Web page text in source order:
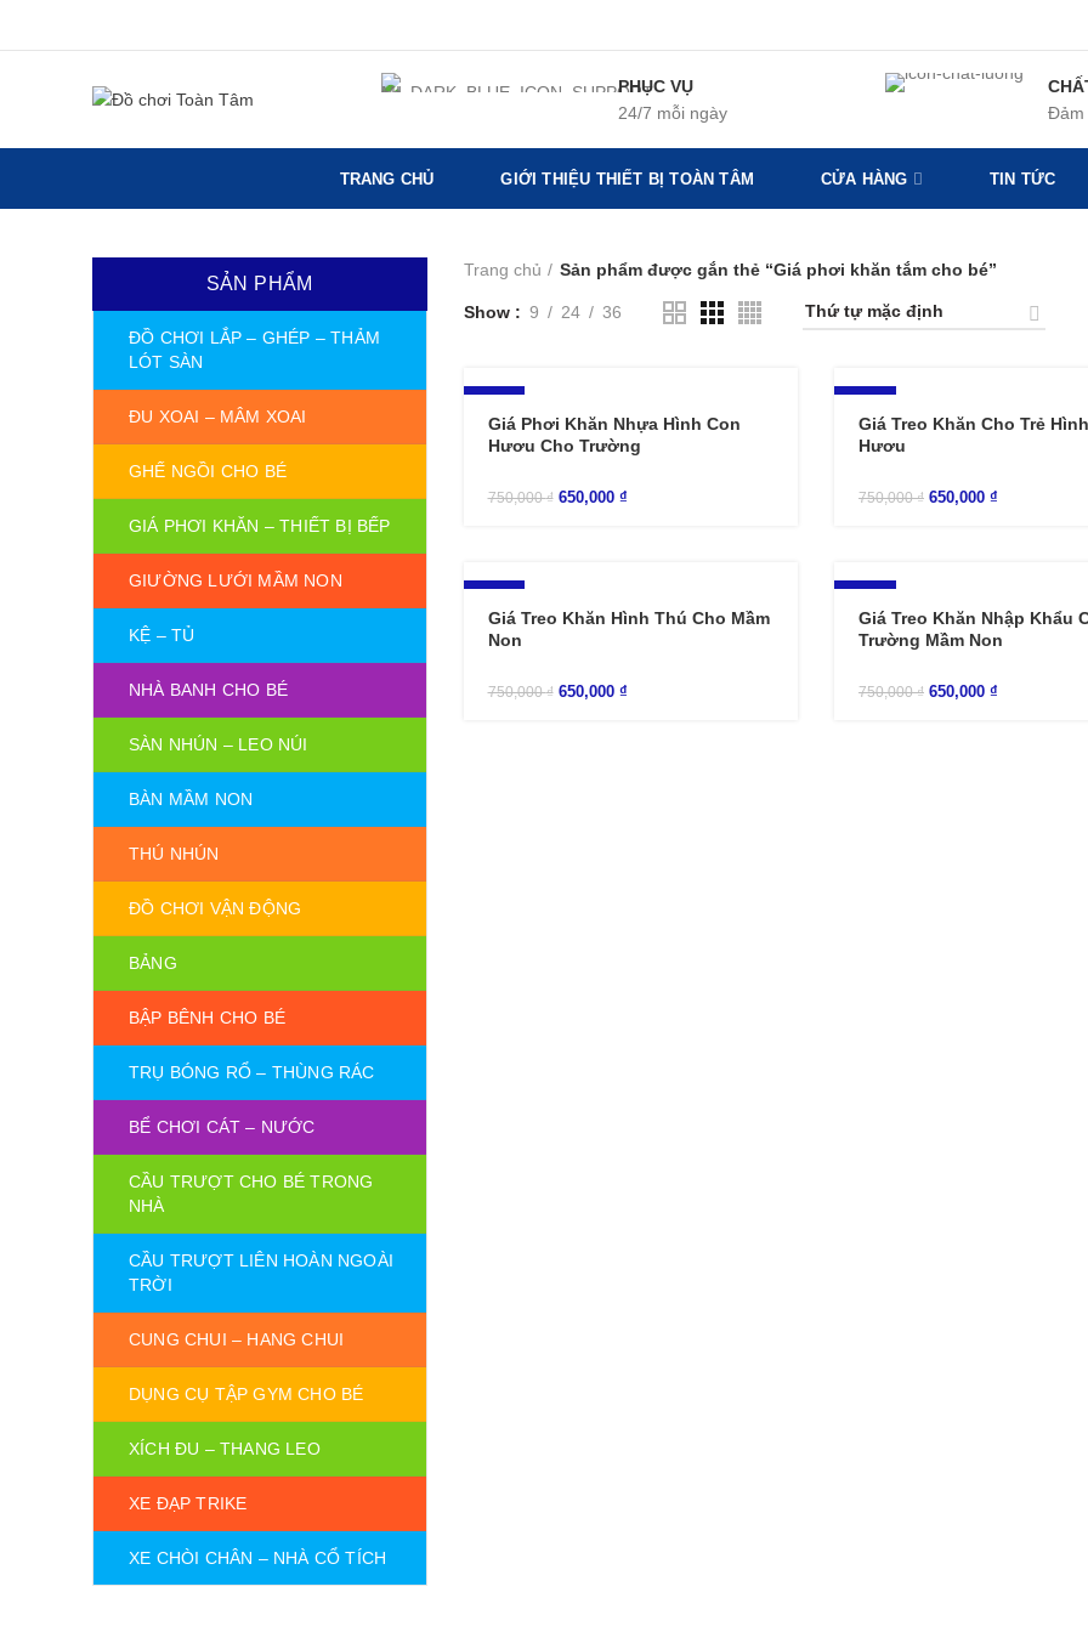
PHỤC VỤ
24/7 mỗi ngày
Đảm
TRANG CHỦ GIỚI THIỆU THIẾT BỊ TOÀN TÂM CỬA HÀNG TIN TỨC
Trang chủ Sản phẩm được gắn thẻ “Giá phơi khăn tắm cho bé”
Show 9 24 36
Giá Phơi Khăn Nhựa Hình Con
Hươu Cho Trường
750,000₫ 650,000 ₫
Giá Treo Khăn Cho Trẻ
Hươu
750,000₫ 650,000 ₫
Giá Treo Khăn Hình Thú Cho Mầm
Non
750,000₫ 650,000 ₫
Giá Treo Khăn Nhập Khẩu
Trường Mầm Non
750,000₫ 650,000 ₫
SẢN PHẨM
ĐỒ CHƠI LẮP – GHÉP – THẢM
LÓT SÀN
ĐU XOAI – MÂM XOAI
GHẾ NGỒI CHO BÉ
GIÁ PHƠI KHĂN – THIẾT BỊ BẾP
GIƯỜNG LƯỚI MẦM NON
KỆ – TỦ
NHÀ BANH CHO BÉ
SÀN NHÚN – LEO NÚI
BÀN MẦM NON
THÚ NHÚN
ĐỒ CHƠI VẬN ĐỘNG
BẢNG
BẬP BÊNH CHO BÉ
TRỤ BÓNG RỔ – THÙNG RÁC
BỂ CHƠI CÁT – NƯỚC
CẦU TRƯỢT CHO BÉ TRONG
NHÀ
CẦU TRƯỢT LIÊN HOÀN NGOÀI
TRỜI
CUNG CHUI – HANG CHUI
DỤNG CỤ TẬP GYM CHO BÉ
XÍCH ĐU – THANG LEO
XE ĐẠP TRIKE
XE CHÒI CHÂN – NHÀ CỔ TÍCH